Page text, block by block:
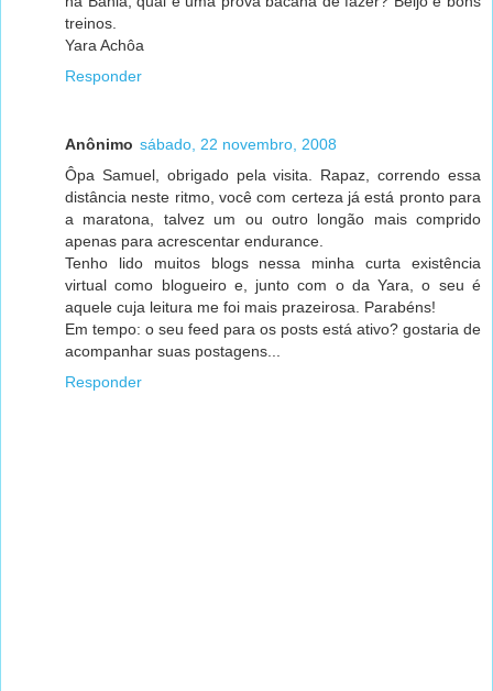
treinos.
Yara Achôa
Responder
Anônimo sábado, 22 novembro, 2008
Ôpa Samuel, obrigado pela visita. Rapaz, correndo essa
distância neste ritmo, você com certeza já está pronto para
a maratona, talvez um ou outro longão mais comprido
apenas para acrescentar endurance.
Tenho lido muitos blogs nessa minha curta existência
virtual como blogueiro e, junto com o da Yara, o seu é
aquele cuja leitura me foi mais prazeirosa. Parabéns!
Em tempo: o seu feed para os posts está ativo? gostaria de
acompanhar suas postagens...
Responder